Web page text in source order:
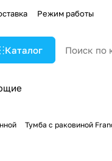
Режим работы
Каталог
Тумба с раковиной